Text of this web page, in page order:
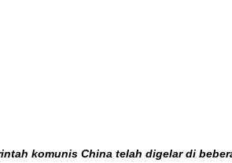
komunis China telah digelar di